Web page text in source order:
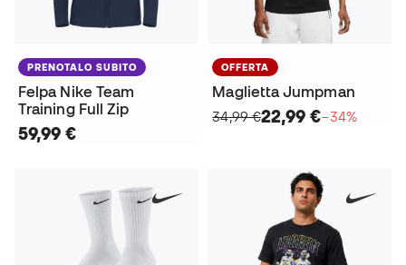
PRENOTALO SUBITO
Felpa Nike Team
Training Full Zip
59,99 €
OFFERTA
Maglietta Jumpman
34,99 €22,99 €−34%